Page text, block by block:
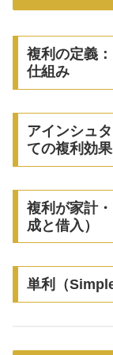
複利の定義
仕組み
アインシュ
ての複利効果
複利が家計
成と借入）
単利（